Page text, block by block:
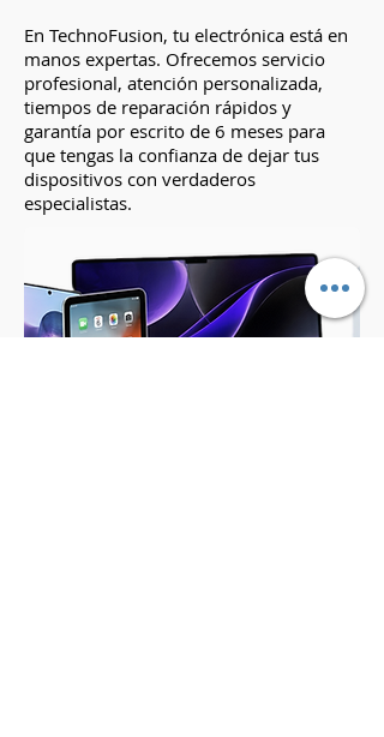
En TechnoFusion, tu electrónica está en
manos expertas. Ofrecemos servicio
profesional, atención personalizada,
tiempos de reparación rápidos y
garantía por escrito de 6 meses para
que tengas la confianza de dejar tus
dispositivos con verdaderos
especialistas.